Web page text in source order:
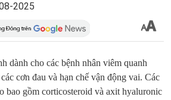
2025
dành cho các bệnh nhân viêm quanh
cơn đau và hạn chế vận động vai. Các
bao gồm corticosteroid và axit hyaluronic